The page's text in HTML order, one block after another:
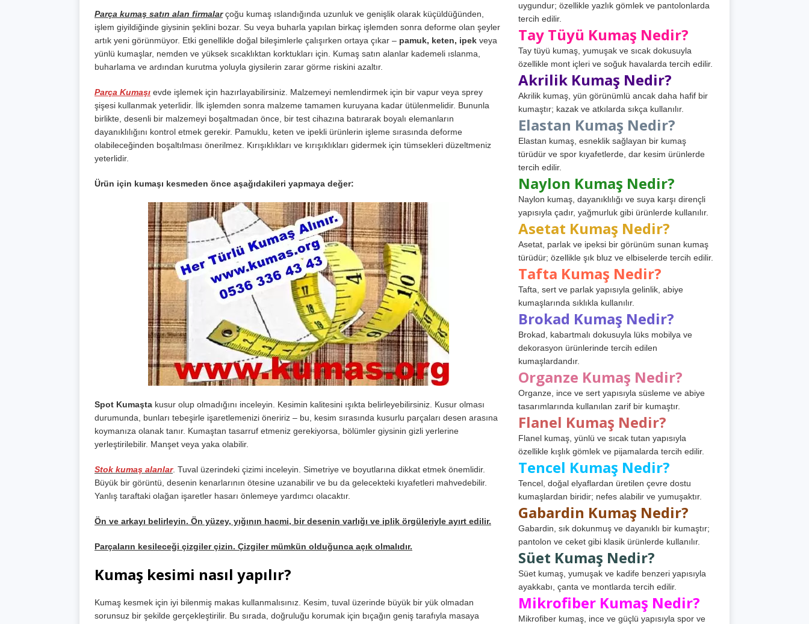
Parça kumaş satın alan firmalarçoğu kumaş ıslandığında uzunluk ve genişlik olarak küçüldüğünden,
işlem giyildiğinde giysinin şeklini bozar. Su veya buharla yapılan birkaç işlemden sonra deforme olan şeyler
artık yeni görünmüyor. Etki genellikle doğal bileşimlerle çalışırken ortaya çıkar – pamuk, keten, ipek veya
yünlü kumaşlar, nemden ve yüksek sıcaklıktan korktukları için. Kumaş satın alanlar kademeli ıslanma,
buharlama ve ardından kurutma yoluyla giysilerin zarar görme riskini azaltır.
Parça Kumaşı evde işlemek için hazırlayabilirsiniz. Malzemeyi nemlendirmek için bir vapur veya sprey
şişesi kullanmak yeterlidir. İlk işlemden sonra malzeme tamamen kuruyana kadar ütülenmelidir. Bununla
birlikte, desenli bir malzemeyi boşaltmadan önce, bir test cihazına batırarak boyalı elemanların
dayanıklılığını kontrol etmek gerekir. Pamuklu, keten ve ipekli ürünlerin işleme sırasında deforme
olabileceğinden boşaltılması önerilmez. Kırışıklıkları ve kırışıklıkları gidermek için tümsekleri düzeltmeniz
yeterlidir.
Ürün için kumaşı kesmeden önce aşağıdakileri yapmaya değer:
Spot Kumaşta kusur olup olmadığını inceleyin. Kesimin kalitesini ışıkta belirleyebilirsiniz. Kusur olması
durumunda, bunları tebeşirle işaretlemenizi öneririz – bu, kesim sırasında kusurlu parçaları desen arasına
koymanıza olanak tanır. Kumaştan tasarruf etmeniz gerekiyorsa, bölümler giysinin gizli yerlerine
yerleştirilebilir. Manşet veya yaka olabilir.
Stok kumaş alanlar. Tuval üzerindeki çizimi inceleyin. Simetriye ve boyutlarına dikkat etmek önemlidir.
Büyük bir görüntü, desenin kenarlarının ötesine uzanabilir ve bu da gelecekteki kıyafetleri mahvedebilir.
Yanlış taraftaki olağan işaretler hasarı önlemeye yardımcı olacaktır.
Ön ve arkayı belirleyin. Ön yüzey, yığının hacmi, bir desenin varlığı ve iplik örgüleriyle ayırt edilir.
Parçaların kesileceği çizgiler çizin. Çizgiler mümkün olduğunca açık olmalıdır.
Kumaş kesimi nasıl yapılır?
Kumaş kesmek için iyi bilenmiş makas kullanmalısınız. Kesim, tuval üzerinde büyük bir yük olmadan
sorunsuz bir şekilde gerçekleştirilir. Bu sırada, doğruluğu korumak için bıçağın geniş tarafıyla masaya
uygundur; özellikle yazlık gömlek ve pantolonlarda
tercih edilir.
Tay Tüyü Kumaş Nedir?
Tay tüyü kumaş, yumuşak ve sıcak dokusuyla
özellikle mont içleri ve soğuk havalarda tercih edilir.
Akrilik Kumaş Nedir?
Akrilik kumaş, yün görünümlü ancak daha hafif bir
kumaştır; kazak ve atkılarda sıkça kullanılır.
Elastan Kumaş Nedir?
Elastan kumaş, esneklik sağlayan bir kumaş
türüdür ve spor kıyafetlerde, dar kesim ürünlerde
tercih edilir.
Naylon Kumaş Nedir?
Naylon kumaş, dayanıklılığı ve suya karşı dirençli
yapısıyla çadır, yağmurluk gibi ürünlerde kullanılır.
Asetat Kumaş Nedir?
Asetat, parlak ve ipeksi bir görünüm sunan kumaş
türüdür; özellikle şık bluz ve elbiselerde tercih edilir.
Tafta Kumaş Nedir?
Tafta, sert ve parlak yapısıyla gelinlik, abiye
kumaşlarında sıklıkla kullanılır.
Brokad Kumaş Nedir?
Brokad, kabartmalı dokusuyla lüks mobilya ve
dekorasyon ürünlerinde tercih edilen
kumaşlardandır.
Organze Kumaş Nedir?
Organze, ince ve sert yapısıyla süsleme ve abiye
tasarımlarında kullanılan zarif bir kumaştır.
Flanel Kumaş Nedir?
Flanel kumaş, yünlü ve sıcak tutan yapısıyla
özellikle kışlık gömlek ve pijamalarda tercih edilir.
Tencel Kumaş Nedir?
Tencel, doğal elyaflardan üretilen çevre dostu
kumaşlardan biridir; nefes alabilir ve yumuşaktır.
Gabardin Kumaş Nedir?
Gabardin, sık dokunmuş ve dayanıklı bir kumaştır;
pantolon ve ceket gibi klasik ürünlerde kullanılır.
Süet Kumaş Nedir?
Süet kumaş, yumuşak ve kadife benzeri yapısıyla
ayakkabı, çanta ve montlarda tercih edilir.
Mikrofiber Kumaş Nedir?
Mikrofiber kumaş, ince ve güçlü yapısıyla spor ve